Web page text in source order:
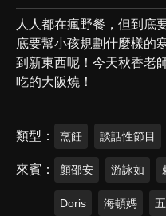
人人都在瘋野餐，但到底
底要幫小孩規劃什麼樣的
到新東西呢！今天秋香老
吃的大阪燒！
類型 烹飪 談話性節目
來賓 顏邵安 游詠如
Doris 海頓媽